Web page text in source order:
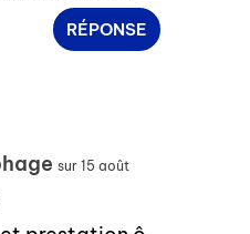
RÉPONSE
sur 15 août